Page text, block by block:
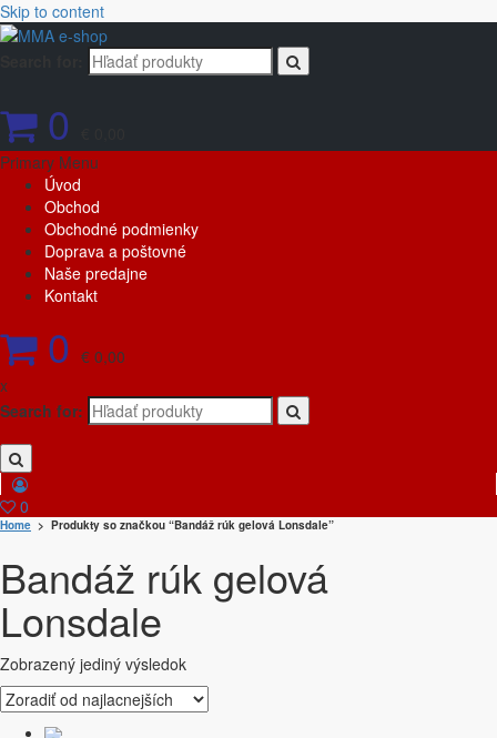
Skip to content
0
Primary Menu
Úvod
Obchod
Obchodné podmienky
Doprava a poštovné
Naše predajne
Kontakt
0 € 0,00
x
Search for:
0
Home > Produkty so značkou “Bandáž rúk gelová Lonsdale”
Bandáž rúk gelová
Lonsdale
Zobrazený jediný výsledok